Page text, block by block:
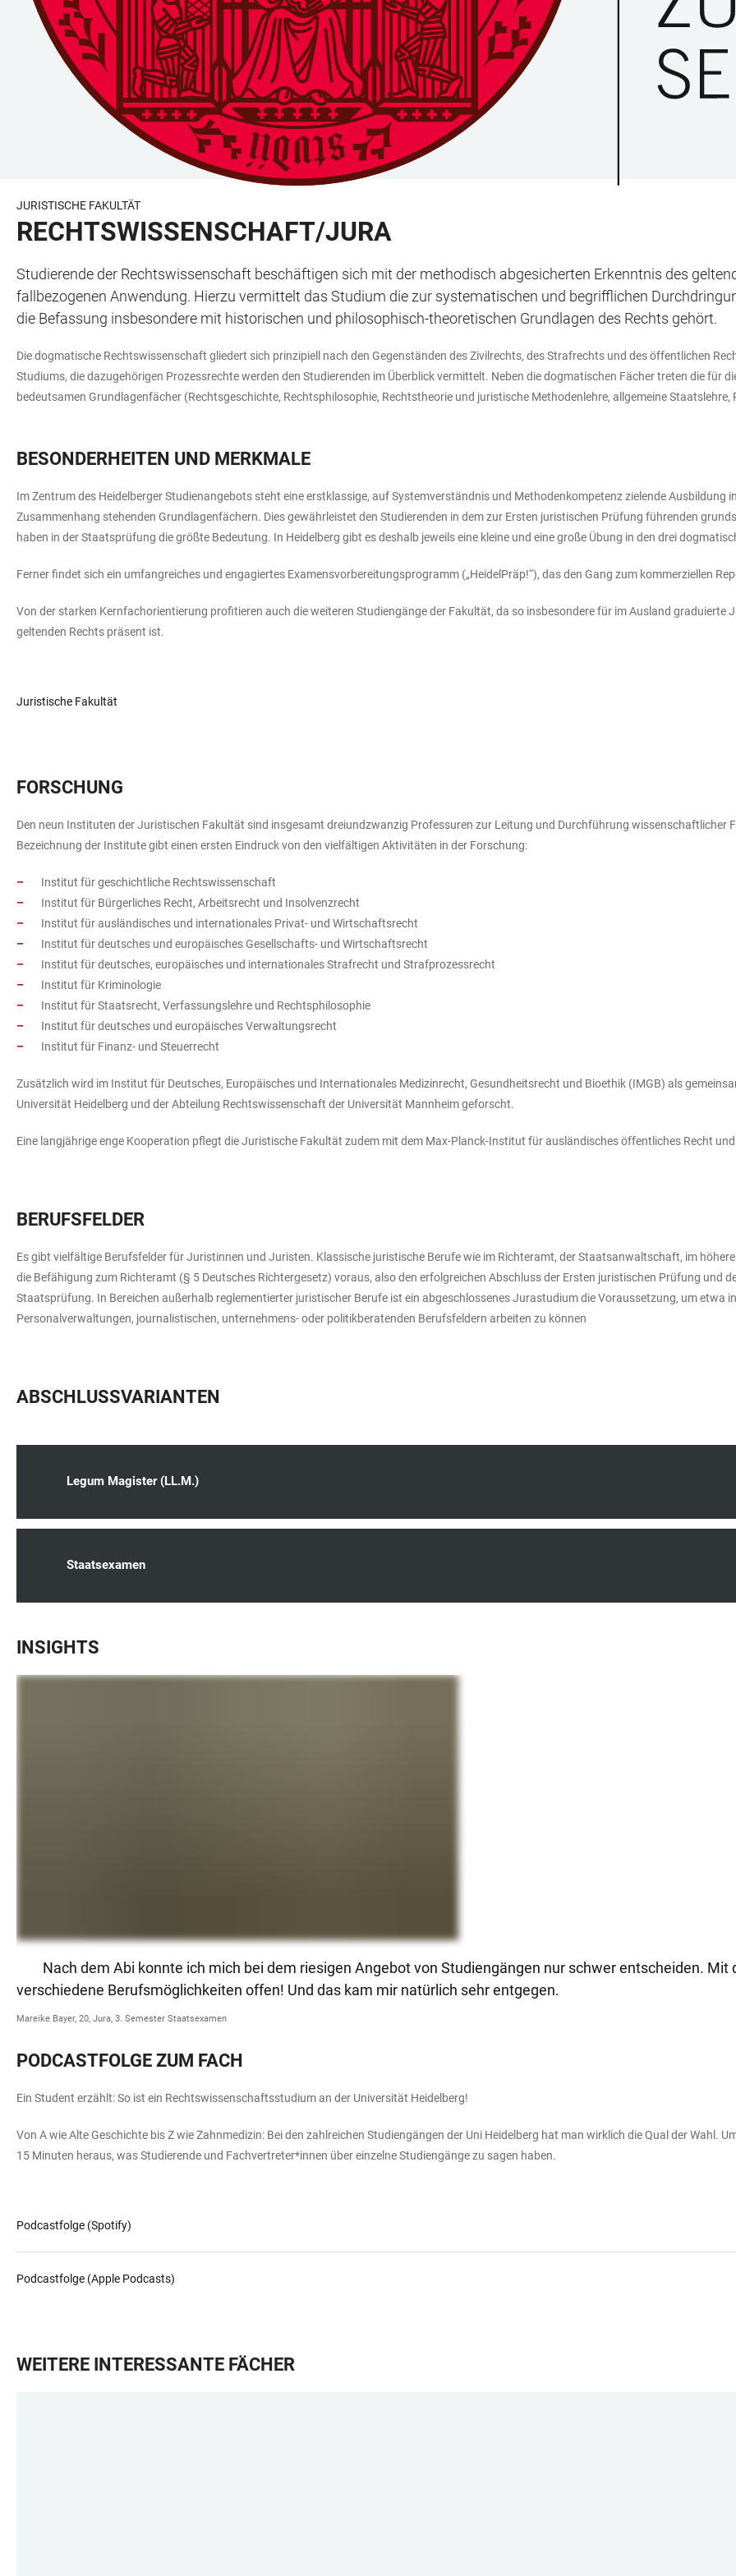
JURISTISCHE FAKULTÄT
RECHTSWISSENSCHAFT/JURA
Studierende der Rechtswissenschaft beschäftigen sich mit der methodisch abgesicherten Erkenntnis des
fallbezogenen Anwendung. Hierzu vermittelt das Studium die zur systematischen und begrifflichen
die Befassung insbesondere mit historischen und philosophisch-theoretischen Grundlagen des Rechts gehört.
Die dogmatische Rechtswissenschaft gliedert sich prinzipiell nach den Gegenständen des Zivilrechts, des Strafrechts und des öffentlichen
Studiums, die dazugehörigen Prozessrechte werden den Studierenden im Überblick vermittelt. Neben die dogmatischen Fächer treten die für
bedeutsamen Grundlagenfächer (Rechtsgeschichte, Rechtsphilosophie, Rechtstheorie und juristische Methodenlehre, allgemeine
BESONDERHEITEN UND MERKMALE
Im Zentrum des Heidelberger Studienangebots steht eine erstklassige, auf Systemverständnis und Methodenkompetenz zielende Ausbildung
Zusammenhang stehenden Grundlagenfächern. Dies gewährleistet den Studierenden in dem zur Ersten juristischen Prüfung führenden
haben in der Staatsprüfung die größte Bedeutung. In Heidelberg gibt es deshalb jeweils eine kleine und eine große Übung in den drei
Ferner findet sich ein umfangreiches und engagiertes Examensvorbereitungsprogramm („HeidelPräp!“), das den Gang zum kommerziellen
Von der starken Kernfachorientierung profitieren auch die weiteren Studiengänge der Fakultät, da so insbesondere für im Ausland
geltenden Rechts präsent ist.
Juristische Fakultät
FORSCHUNG
Den neun Instituten der Juristischen Fakultät sind insgesamt dreiundzwanzig Professuren zur Leitung und Durchführung wissenschaftlicher
Bezeichnung der Institute gibt einen ersten Eindruck von den vielfältigen Aktivitäten in der Forschung:
Institut für geschichtliche Rechtswissenschaft
Institut für Bürgerliches Recht, Arbeitsrecht und Insolvenzrecht
Institut für ausländisches und internationales Privat- und Wirtschaftsrecht
Institut für deutsches und europäisches Gesellschafts- und Wirtschaftsrecht
Institut für deutsches, europäisches und internationales Strafrecht und Strafprozessrecht
Institut für Kriminologie
Institut für Staatsrecht, Verfassungslehre und Rechtsphilosophie
Institut für deutsches und europäisches Verwaltungsrecht
Institut für Finanz- und Steuerrecht
Zusätzlich wird im Institut für Deutsches, Europäisches und Internationales Medizinrecht, Gesundheitsrecht und Bioethik (IMGB) als
Universität Heidelberg und der Abteilung Rechtswissenschaft der Universität Mannheim geforscht.
Eine langjährige enge Kooperation pflegt die Juristische Fakultät zudem mit dem Max-Planck-Institut für ausländisches öffentliches Recht
BERUFSFELDER
Es gibt vielfältige Berufsfelder für Juristinnen und Juristen. Klassische juristische Berufe wie im Richteramt, der Staatsanwaltschaft, im
die Befähigung zum Richteramt (§ 5 Deutsches Richtergesetz) voraus, also den erfolgreichen Abschluss der Ersten juristischen Prüfung und
Staatsprüfung. In Bereichen außerhalb reglementierter juristischer Berufe ist ein abgeschlossenes Jurastudium die Voraussetzung, um etwa
Personalverwaltungen, journalistischen, unternehmens- oder politikberatenden Berufsfeldern arbeiten zu können
ABSCHLUSSVARIANTEN
Legum Magister (LL.M.)
Staatsexamen
INSIGHTS
Nach dem Abi konnte ich mich bei dem riesigen Angebot von Studiengängen nur schwer entscheiden.
verschiedene Berufsmöglichkeiten offen! Und das kam mir natürlich sehr entgegen.
Mareike Bayer, 20, Jura, 3. Semester Staatsexamen
PODCASTFOLGE ZUM FACH
Ein Student erzählt: So ist ein Rechtswissenschaftsstudium an der Universität Heidelberg!
Von A wie Alte Geschichte bis Z wie Zahnmedizin: Bei den zahlreichen Studiengängen der Uni Heidelberg hat man wirklich die Qual der Wahl.
15 Minuten heraus, was Studierende und Fachvertreter*innen über einzelne Studiengänge zu sagen haben.
Podcastfolge (Spotify)
Podcastfolge (Apple Podcasts)
WEITERE INTERESSANTE FÄCHER